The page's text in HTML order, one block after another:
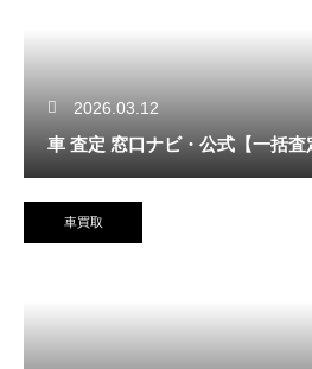
2026.03.12
車 査定 窓口ナビ・公式【一括査
車買取